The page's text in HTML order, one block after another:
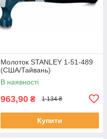
Молоток STANLEY 1-51-489
(США/Тайвань)
В наявності
963,90 ₴ 1 134 ₴
Купити